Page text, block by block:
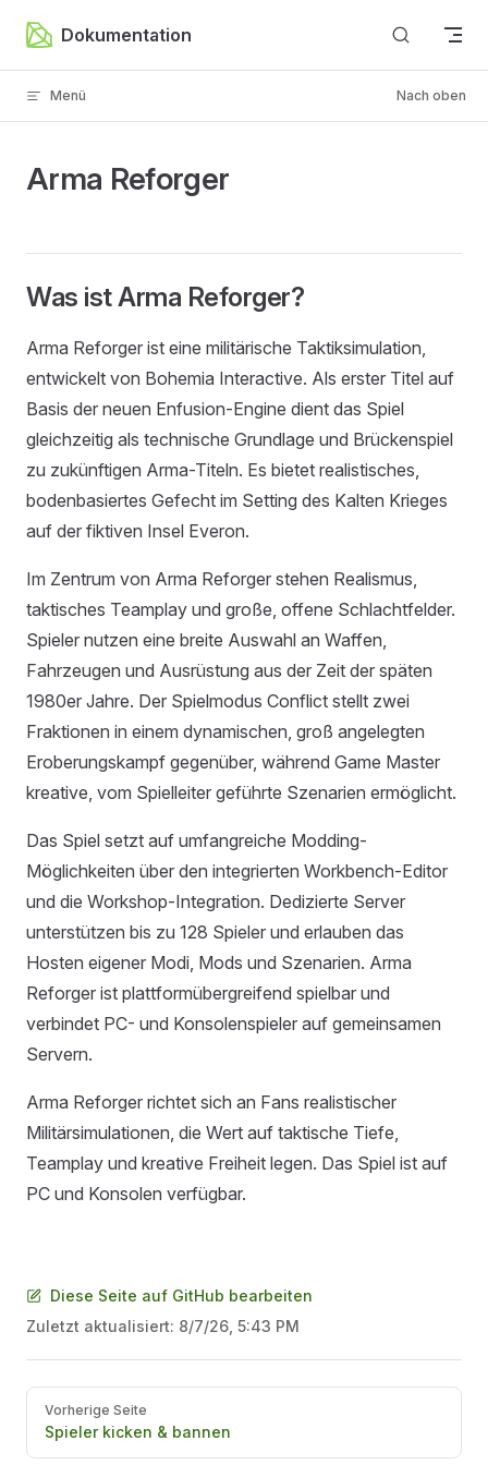
Zum Inhalt springen
Dokumentation
Menü Nach oben
Arma Reforger
Was ist Arma Reforger?
Arma Reforger ist eine militärische Taktiksimulation,
entwickelt von Bohemia Interactive. Als erster Titel auf
Basis der neuen Enfusion-Engine dient das Spiel
gleichzeitig als technische Grundlage und Brückenspiel
zu zukünftigen Arma-Titeln. Es bietet realistisches,
bodenbasiertes Gefecht im Setting des Kalten Krieges
auf der fiktiven Insel Everon.
Im Zentrum von Arma Reforger stehen Realismus,
taktisches Teamplay und große, offene Schlachtfelder.
Spieler nutzen eine breite Auswahl an Waffen,
Fahrzeugen und Ausrüstung aus der Zeit der späten
1980er Jahre. Der Spielmodus Conflict stellt zwei
Fraktionen in einem dynamischen, groß angelegten
Eroberungskampf gegenüber, während Game Master
kreative, vom Spielleiter geführte Szenarien ermöglicht.
Das Spiel setzt auf umfangreiche Modding-
Möglichkeiten über den integrierten Workbench-Editor
und die Workshop-Integration. Dedizierte Server
unterstützen bis zu 128 Spieler und erlauben das
Hosten eigener Modi, Mods und Szenarien. Arma
Reforger ist plattformübergreifend spielbar und
verbindet PC- und Konsolenspieler auf gemeinsamen
Servern.
Arma Reforger richtet sich an Fans realistischer
Militärsimulationen, die Wert auf taktische Tiefe,
Teamplay und kreative Freiheit legen. Das Spiel ist auf
PC und Konsolen verfügbar.
Diese Seite auf GitHub bearbeiten
Zuletzt aktualisiert: 8/7/26, 5:43 PM
Pager
Vorherige Seite
Spieler kicken & bannen